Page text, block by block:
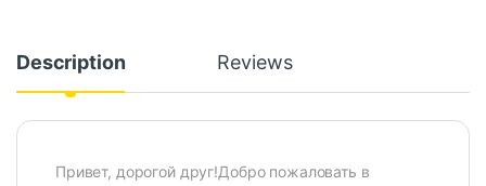
Description Reviews
Привет, дорогой друг!Добро пожаловать в